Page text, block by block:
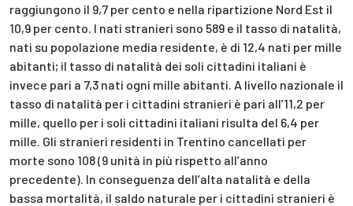
raggiungono il 9,7 per cento e nella ripartizione Nord Est il
10,9 per cento. I nati stranieri sono 589 e il tasso di natalità,
nati su popolazione media residente, è di 12,4 nati per mille
abitanti; il tasso di natalità dei soli cittadini italiani è
invece pari a 7,3 nati ogni mille abitanti. A livello nazionale il
tasso di natalità per i cittadini stranieri è pari all’11,2 per
mille, quello per i soli cittadini italiani risulta del 6,4 per
mille. Gli stranieri residenti in Trentino cancellati per
morte sono 108 (9 unità in più rispetto all’anno
precedente). In conseguenza dell’alta natalità e della
bassa mortalità, il saldo naturale per i cittadini stranieri è